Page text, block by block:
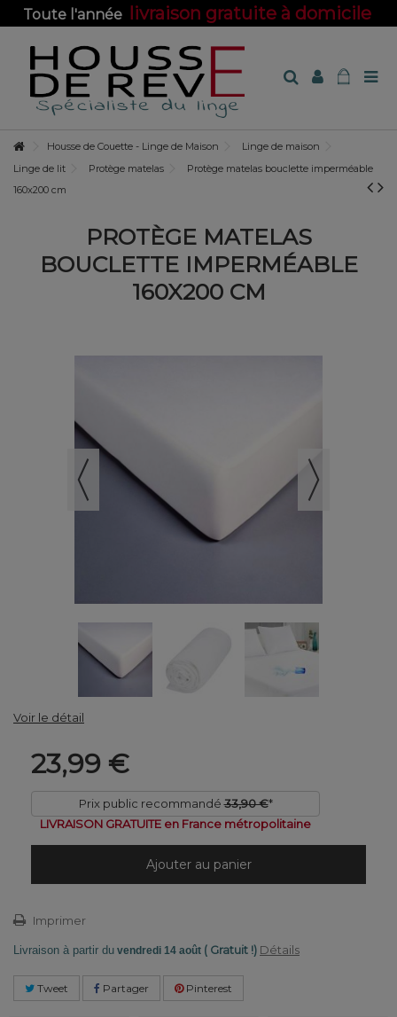
Toute l'année livraison gratuite à domicile
Housse de Couette - Linge de Maison
Linge de maison
Linge de lit
Protège matelas
Protège matelas bouclette imperméable
160x200 cm
PROTÈGE MATELAS
BOUCLETTE IMPERMÉABLE
160X200 CM
Voir le détail
23,99 €
Prix public recommandé 33,90 €*
LIVRAISON GRATUITE en France métropolitaine
Ajouter au panier
Imprimer
Livraison à partir du vendredi 14 août ( Gratuit !) Détails
Tweet Partager Pinterest